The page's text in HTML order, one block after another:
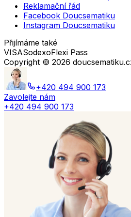
Reklamační řád
Facebook Doucsematiku
Instagram Doucsematiku
Přijímáme také
VISASodexoFlexi Pass
Copyright © 2026
+420 494 900 173
Zavolejte nám
+420 494 900 173